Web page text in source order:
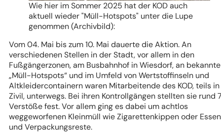
Wie hier im Sommer 2025 hat der KOD auch
aktuell wieder "Müll-Hotspots" unter die Lupe
genommen (Archivbild):
Vom 04. Mai bis zum 10. Mai dauerte die Aktion. An
verschiedenen Stellen in der Stadt, vor allem in den
Fußgängerzonen, am Busbahnhof in Wiesdorf, an
„Müll-Hotspots“ und im Umfeld von Wertstoffinseln und
Altkleidercontainern waren Mitarbeitende des KOD, teils in
Zivil, unterwegs. Bei ihren Kontrollgängen stellten sie rund
Verstöße fest. Vor allem ging es dabei um achtlos
weggeworfenen Kleinmüll wie Zigarettenkippen oder
und Verpackungsreste.